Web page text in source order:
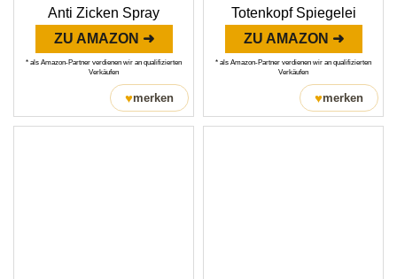
Anti Zicken Spray
ZU AMAZON ➜
* als Amazon-Partner verdienen wir an qualifizierten
Verkäufen
♥merken
Totenkopf Spiegelei
ZU AMAZON ➜
* als Amazon-Partner verdienen wir an qualifizierten
Verkäufen
♥merken